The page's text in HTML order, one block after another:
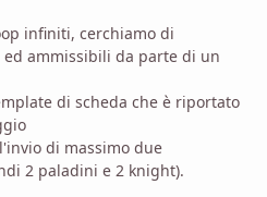
infiniti, cerchiamo di
ammissibili da parte di un
di scheda che è riportato
di massimo due
2 paladini e 2 knight).